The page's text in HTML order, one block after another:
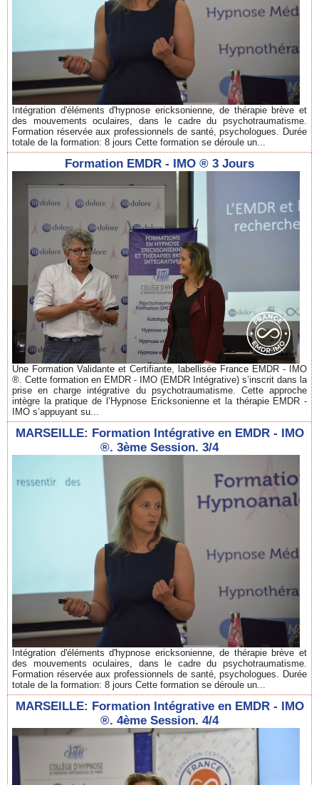
Intégration d'éléments d'hypnose ericksonienne, de thérapie brève et
des mouvements oculaires, dans le cadre du psychotraumatisme.
Formation réservée aux professionnels de santé, psychologues. Durée
totale de la formation: 8 jours Cette formation se déroule un...
Formation EMDR - IMO ® 3 Jours
Une Formation Validante et Certifiante, labellisée France EMDR - IMO
®. Cette formation en EMDR - IMO (EMDR Intégrative) s’inscrit dans la
prise en charge intégrative du psychotraumatisme. Cette approche
intègre la pratique de l’Hypnose Ericksonienne et la thérapie EMDR -
IMO s’appuyant su...
MARSEILLE: Formation Intégrative en EMDR - IMO
®. 3ème Session. 3/4
Intégration d'éléments d'hypnose ericksonienne, de thérapie brève et
des mouvements oculaires, dans le cadre du psychotraumatisme.
Formation réservée aux professionnels de santé, psychologues. Durée
totale de la formation: 8 jours Cette formation se déroule un...
MARSEILLE: Formation Intégrative en EMDR - IMO
®. 4ème Session. 4/4